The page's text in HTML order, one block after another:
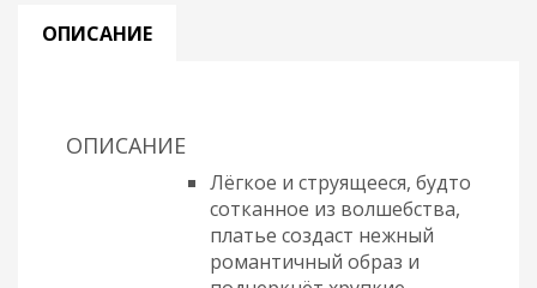
ОПИСАНИЕ
ОПИСАНИЕ
Лёгкое и струящееся, будто
сотканное из волшебства,
платье создаст нежный
романтичный образ и